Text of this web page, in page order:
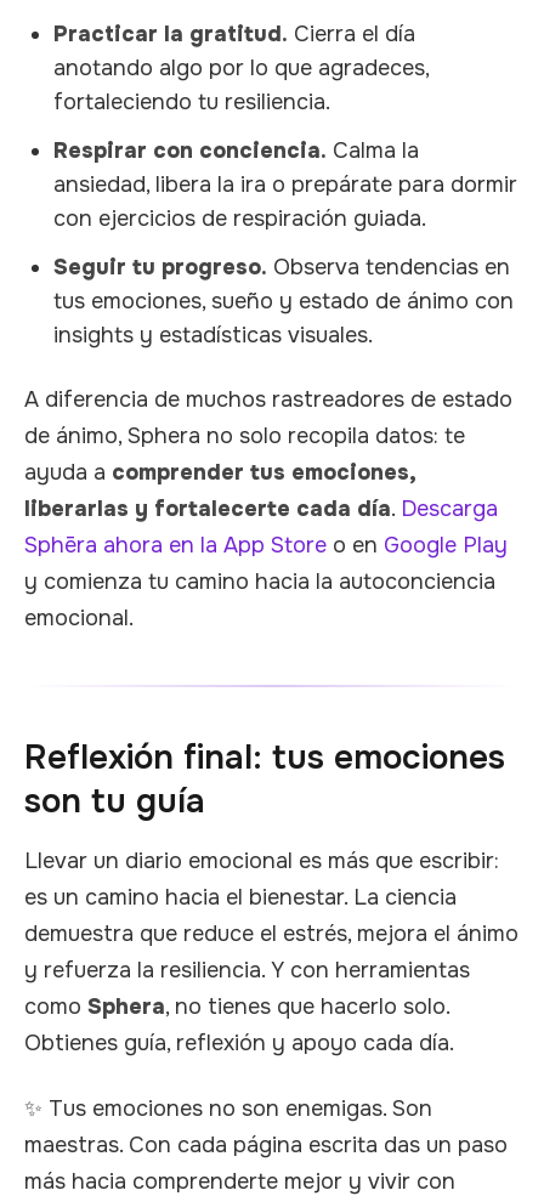
Practicar la gratitud. Cierra el día
anotando algo por lo que agradeces,
fortaleciendo tu resiliencia.
Respirar con conciencia. Calma la
ansiedad, libera la ira o prepárate para dormir
con ejercicios de respiración guiada.
Seguir tu progreso. Observa tendencias en
tus emociones, sueño y estado de ánimo con
insights y estadísticas visuales.
A diferencia de muchos rastreadores de estado
de ánimo, Sphera no solo recopila datos: te
ayuda a comprender tus emociones,
liberarlas y fortalecerte cada día. Descarga
Sphēra ahora en la App Store o en Google Play
y comienza tu camino hacia la autoconciencia
emocional.
Reflexión final: tus emociones
son tu guía
Llevar un diario emocional es más que escribir:
es un camino hacia el bienestar. La ciencia
demuestra que reduce el estrés, mejora el ánimo
y refuerza la resiliencia. Y con herramientas
como Sphera, no tienes que hacerlo solo.
Obtienes guía, reflexión y apoyo cada día.
✨ Tus emociones no son enemigas. Son
maestras. Con cada página escrita das un paso
más hacia comprenderte mejor y vivir con